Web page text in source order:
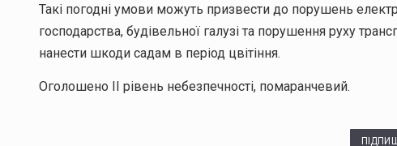
Такі погодні умови можуть призвести до порушень
господарства, будівельної галузі та порушення руху
нанести шкоди садам в період цвітіння.
Оголошено ІІ рівень небезпечності, помаранчевий.